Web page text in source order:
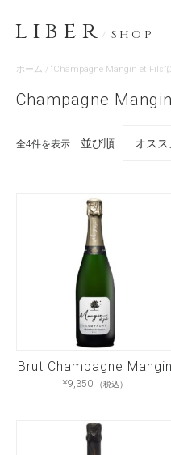
LIBER / SHOP
ホーム / “Champagne Mangin et Fils”
Champagne
全4件を表示 並び順
Brut Champagne Mangin
¥9,350 （税込）